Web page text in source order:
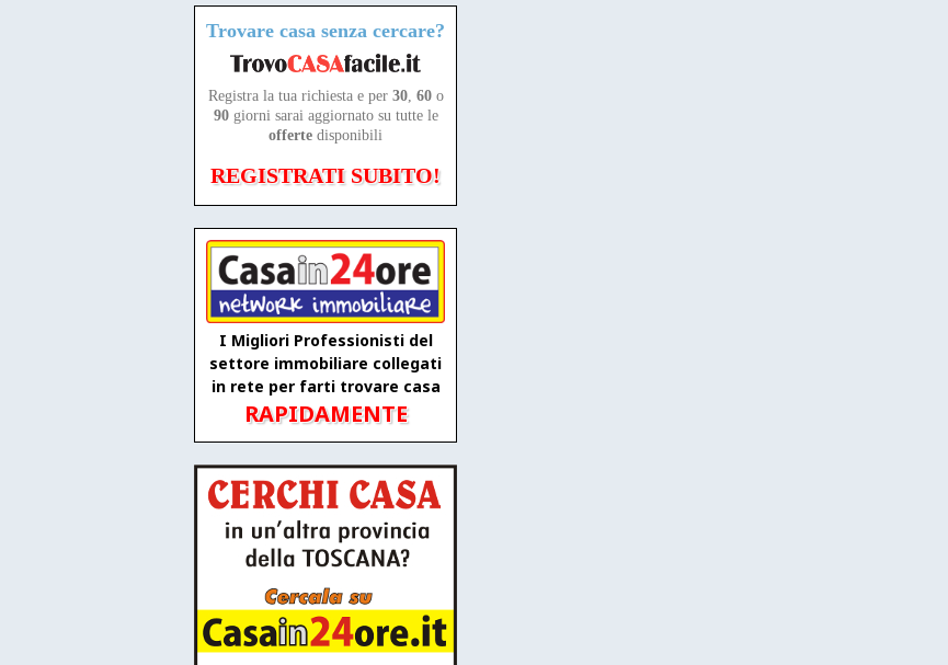
Trovare casa senza cercare?
Registra la tua richiesta e per 30, 60o
90giorni sarai aggiornato su tutte le
offerte disponibili
REGISTRATI SUBITO!
I Migliori Professionisti del
settore immobiliare collegati
in rete per farti trovare casa
RAPIDAMENTE